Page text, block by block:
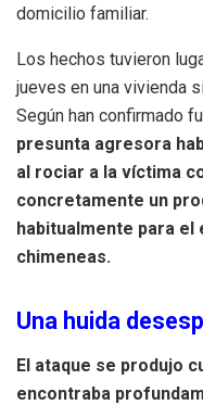
domicilio familiar.
Los hechos tuvieron
jueves en una vivienda
Según han confirmado
presunta agresora
al rociar a la víctima
concretamente un
habitualmente para
chimeneas.
Una huida
El ataque se produjo
encontraba